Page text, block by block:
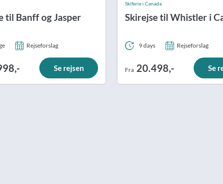
til Banff og Jasper
Rejseforslag
Se rejsen
Skiferie i Canada
Skirejse til Whistler i
9 days Rejseforslag
Fra 20.498,- Se